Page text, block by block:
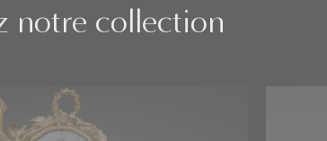
notre collection